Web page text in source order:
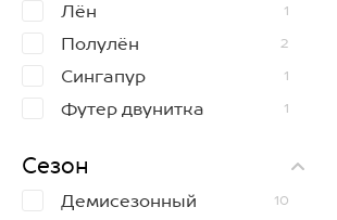
Лён 1
Полулён 2
Сингапур 1
Футер двунитка 1
Футер трёхнитка
Японский шёлк 4
Сезон
Демисезонный 10